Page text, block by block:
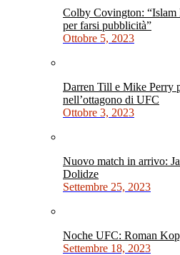
Colby Covington: “Islam
per farsi pubblicità”
Ottobre 5, 2023
Darren Till e Mike Perry
nell’ottagono di UFC
Ottobre 3, 2023
Nuovo match in arrivo:
Dolidze
Settembre 25, 2023
Noche UFC: Roman
Settembre 18, 2023